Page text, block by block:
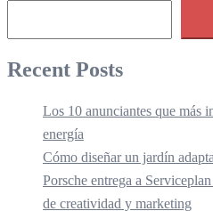
Recent Posts
Los 10 anunciantes que más
energía
Cómo diseñar un jardín
Porsche entrega a
de creatividad y marketing